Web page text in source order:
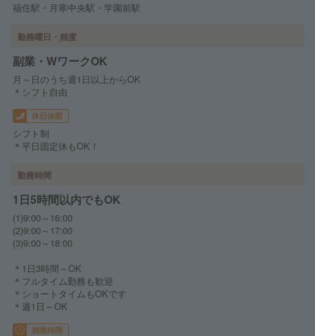
福住駅・月寒中央駅・学園前駅
勤務曜日・頻度
副業・WワークOK
月～日のうち週1日以上からOK
＊シフト自由
休日休暇
シフト制
＊平日固定休もOK！
勤務時間
1日5時間以内でもOK
(1)9:00～16:00
(2)9:00～17:00
(3)9:00～18:00
＊1日3時間～OK
＊フルタイム勤務も歓迎
＊ショートタイムもOKです
＊週1日～OK
残業時間